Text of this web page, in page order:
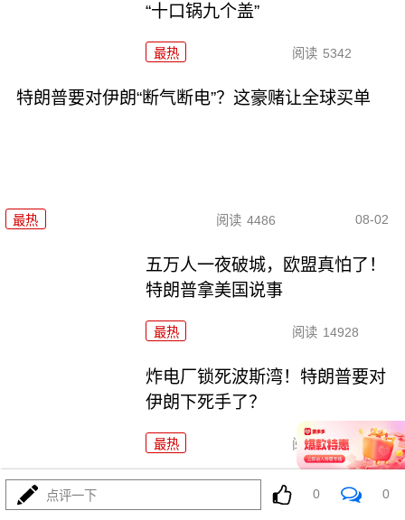
“十口锅九个盖”
最热 阅读 5342
特朗普要对伊朗“断气断电”？这豪赌让全球买单
最热 阅读 4486 08-02
五万人一夜破城，欧盟真怕了！
特朗普拿美国说事
最热 阅读 14928
炸电厂锁死波斯湾！特朗普要对
伊朗下死手了？
最热 阅读 8983
铁证出台！菲律宾求锤得锤！解放军黄岩岛亮剑
点评一下 0 0